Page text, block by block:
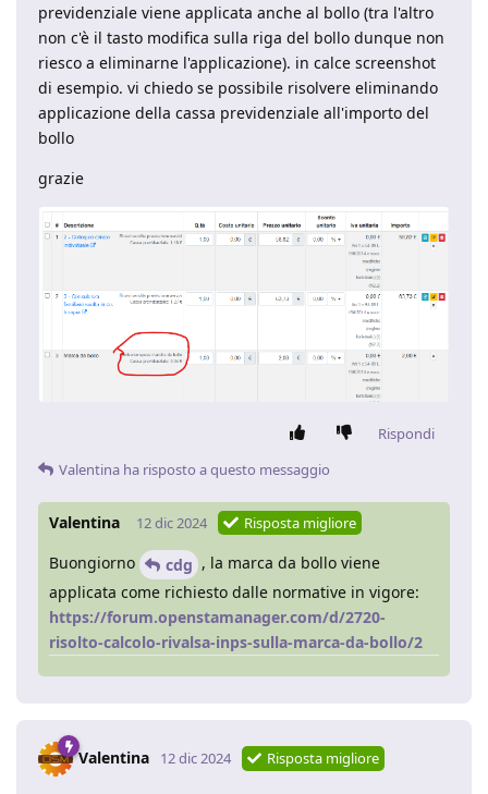
previdenziale viene applicata anche al bollo (tra l'altro
non c'è il tasto modifica sulla riga del bollo dunque non
riesco a eliminarne l'applicazione). in calce screenshot
di esempio. vi chiedo se possibile risolvere eliminando
applicazione della cassa previdenziale all'importo del
bollo
grazie
Rispondi
Valentina ha risposto a questo messaggio
Valentina 12 dic 2024 Risposta migliore
Buongiorno cdg , la marca da bollo viene
applicata come richiesto dalle normative in vigore:
https://forum.openstamanager.com/d/2720-
risolto-calcolo-rivalsa-inps-sulla-marca-da-bollo/2
Valentina 12 dic 2024 Risposta migliore